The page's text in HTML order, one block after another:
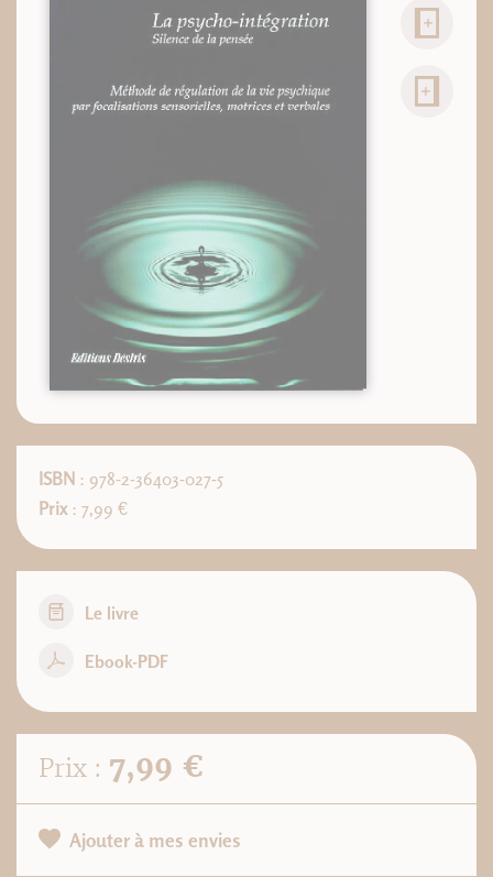
ISBN : 978-2-36403-027-5
Prix: 7,99 €
Le livre
Ebook-PDF
Prix : 7,99 €
Ajouter à mes envies